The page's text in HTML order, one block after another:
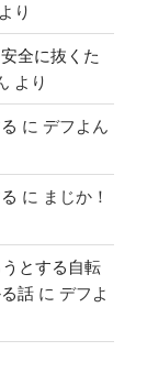
より
全に抜くた
より
に デフよん
に まじか！
とする自転
話 に デフよ